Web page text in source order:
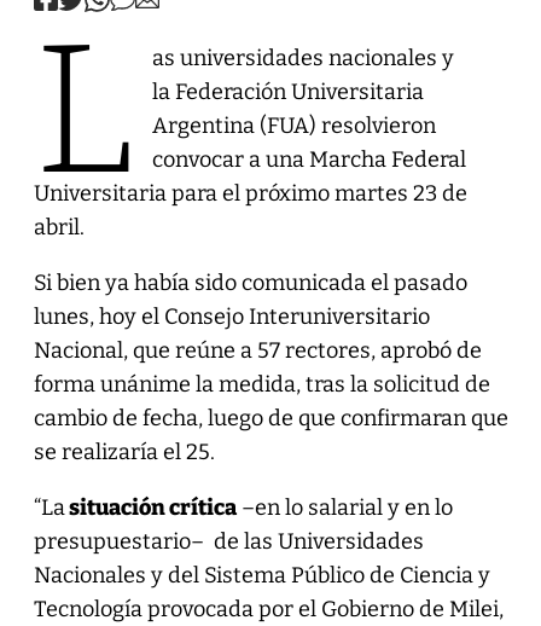
l
as universidades nacionales y
la Federación Universitaria
Argentina (FUA) resolvieron
convocar a una Marcha Federal
Universitaria para el próximo martes 23 de
abril.
Si bien ya había sido comunicada el pasado
lunes, hoy el Consejo Interuniversitario
Nacional, que reúne a 57 rectores, aprobó de
forma unánime la medida, tras la solicitud de
cambio de fecha, luego de que confirmaran que
se realizaría el 25.
“Lasituación crítica–en lo salarial y en lo
presupuestario– de las Universidades
Nacionales y del Sistema Público de Ciencia y
Tecnología provocada por el Gobierno de Milei,